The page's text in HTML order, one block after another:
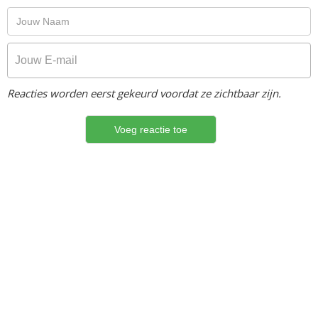
Reacties worden eerst gekeurd voordat ze zichtbaar zijn.